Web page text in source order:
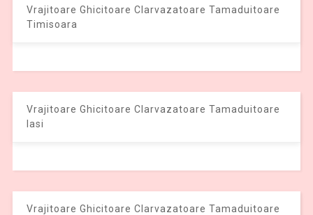
Vrajitoare Ghicitoare Clarvazatoare Tamaduitoare
Timisoara
Vrajitoare Ghicitoare Clarvazatoare Tamaduitoare
Iasi
Vrajitoare Ghicitoare Clarvazatoare Tamaduitoare